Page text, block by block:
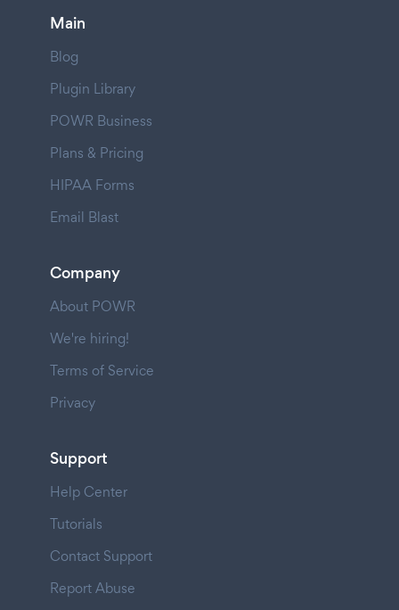
Main
Blog
Plugin Library
POWR Business
Plans & Pricing
HIPAA Forms
Email Blast
Company
About POWR
We're hiring!
Terms of Service
Privacy
Support
Help Center
Tutorials
Contact Support
Report Abuse